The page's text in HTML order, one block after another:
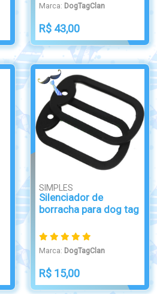
Marca: DogTagClan
R$ 43,00
SIMPLES
Silenciador de
borracha para dog tag
Marca: DogTagClan
R$ 15,00